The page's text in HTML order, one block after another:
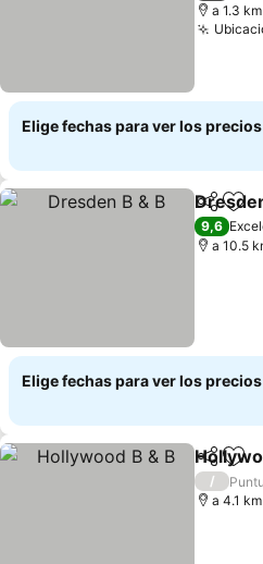
a 1.3
Elige fechas para ver los
9,6
a 10.5
Elige fechas para ver los
/
a 4.1